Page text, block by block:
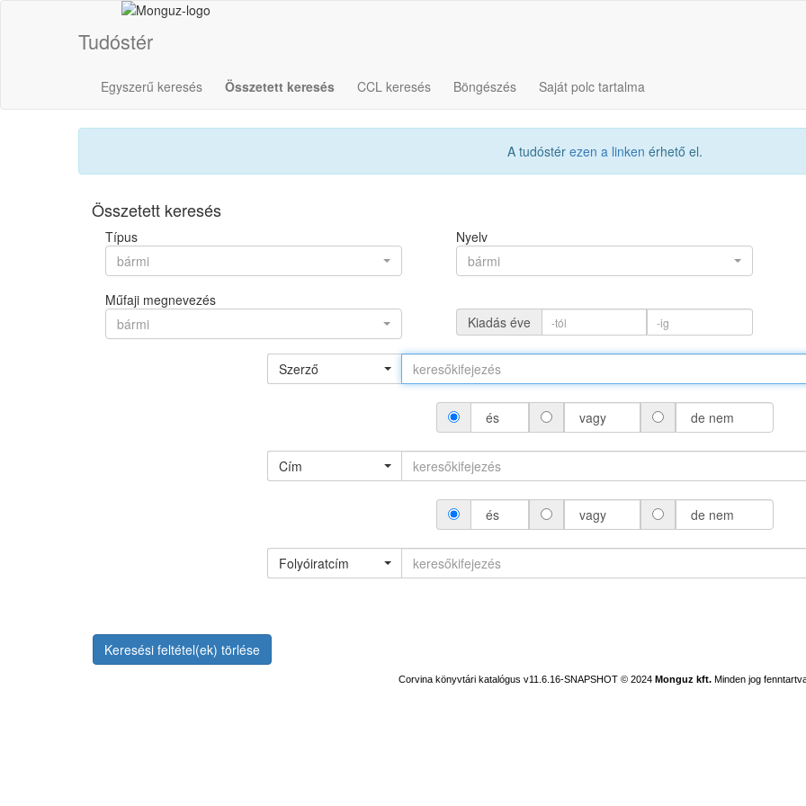
Tudóstér
Egyszerű keresés Összetett keresés CCL keresés Böngészés Saját polc tartalma
A tudóstér ezen a linken érhető el.
Összetett keresés
Típus
bármi
Nyelv
bármi
Műfaji megnevezés
bármi
Kiadás éve
Szerző
és vagy de nem
Cím
és vagy de nem
Folyóiratcím
Keresési feltétel(ek) törlése
Corvina könyvtári katalógus v11.6.16-SNAPSHOT © 2024 Monguz kft. Minden jog